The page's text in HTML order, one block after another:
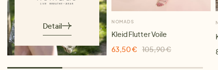
Detail NOMADS
Kleid Flutter Voile
63,50 €
105,90 €